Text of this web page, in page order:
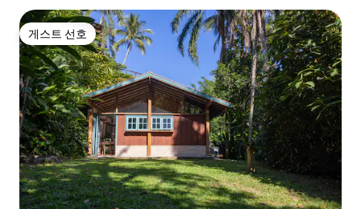
게스트 선호
게스트 선호